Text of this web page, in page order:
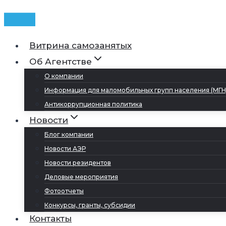
Витрина самозанятых
Об Агентстве
О компании
Информация для маломобильных групп населения
Антикоррупционная политика
Новости
Блог компании
Новости АЭР
Новости резидентов
Деловые мероприятия
Фотоотчеты
Конкурсы, гранты, субсидии
Контакты